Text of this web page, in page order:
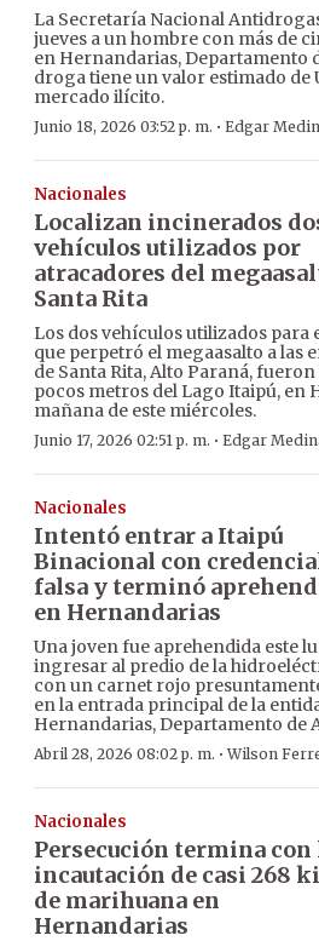
La Secretaría Nacional
jueves a un hombre con más de
en Hernandarias, Departamento
droga tiene un valor estimado de
mercado ilícito.
Junio 18, 2026 03:52 p. m. · Edgar
Nacionales
Localizan incinerados
vehículos utilizados por
atracadores del
Santa Rita
Los dos vehículos utilizados para
que perpetró el megaasalto a las
de Santa Rita, Alto Paraná,
pocos metros del Lago Itaipú, en
mañana de este miércoles.
Junio 17, 2026 02:51 p. m. · Edgar
Nacionales
Intentó entrar a Itaipú
Binacional con
falsa y terminó
en Hernandarias
Una joven fue aprehendida este
ingresar al predio de la
con un carnet rojo
en la entrada principal de la
Hernandarias, Departamento de
Abril 28, 2026 08:02 p. m. ·Wilson
Nacionales
Persecución termina con
incautación de casi 268
de marihuana en
Hernandarias